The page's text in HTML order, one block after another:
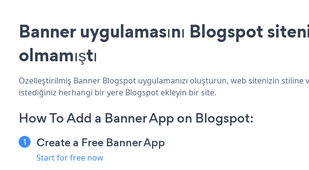
Banner uygulamasını Blogspot
olmamıştı
Özelleştirilmiş Banner Blogspot uygulamanızı oluşturun, web sitenizin
istediğiniz herhangi bir yere Blogspot ekleyin bir site.
How To Add a Banner App on Blogspot:
Create a Free Banner App
Start for free now